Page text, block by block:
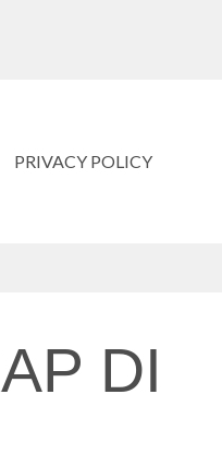
PRIVACY POLICY
DI